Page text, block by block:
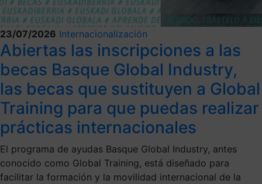
23/07/2026 Internacionalización
Abiertas las inscripciones a las
becas Basque Global Industry,
las becas que sustituyen a Global
Training para que puedas realizar
prácticas internacionales
El programa de ayudas Basque Global Industry, antes
conocido como Global Training, está diseñado para
facilitar la formación y la movilidad internacional de la